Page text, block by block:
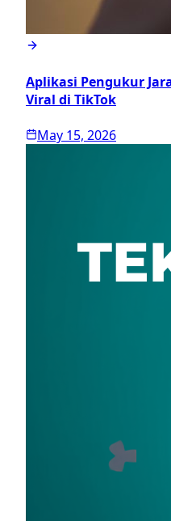
Aplikasi Pengukur
Viral di TikTok
May 15, 2026